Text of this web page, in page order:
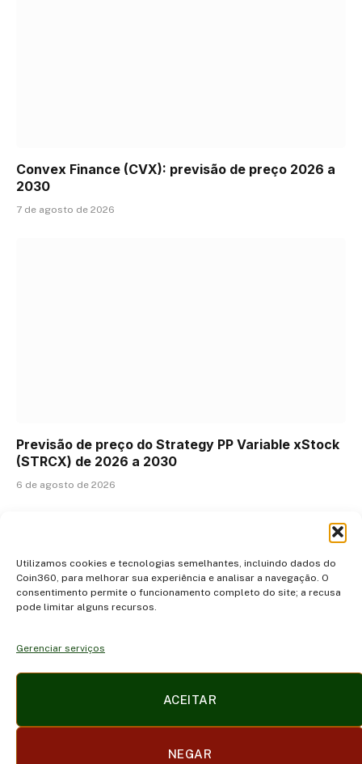
Utilizamos cookies e tecnologias semelhantes, incluindo dados do
Coin360, para melhorar sua experiência e analisar a navegação. O
consentimento permite o funcionamento completo do site; a recusa
pode limitar alguns recursos.
Gerenciar serviços
ACEITAR
NEGAR
Convex Finance (CVX): previsão de preço 2026 a
2030
7 de agosto de 2026
Previsão de preço do Strategy PP Variable xStock
(STRCX) de 2026 a 2030
6 de agosto de 2026
(Twitter)
CONTATO TERMOS DE USO